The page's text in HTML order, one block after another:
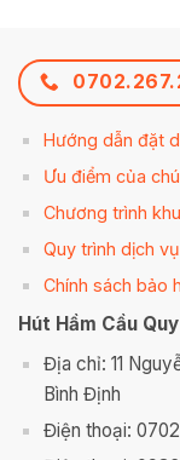
Hướng dẫn đặt
Ưu điểm của
Chương trình
Quy trình dịch vụ
Chính sách bảo
Hút Hầm Cầu
Địa chỉ: 11
Bình Định
Điện thoại: